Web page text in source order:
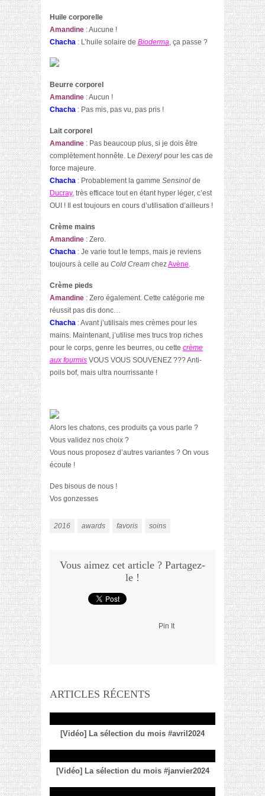
Huile corporelle
Amandine : Aucune !
Chacha : L’huile solaire de Bioderma, ça passe ?
Beurre corporel
Amandine : Aucun !
Chacha : Pas mis, pas vu, pas pris !
Lait corpore
Amandine : Pas beaucoup plus, si je dois être
complètement honnête. Le Dexeryl pour les cas de
force majeure.
Chacha : Probablement la gamme Sensinol de
Ducray, très efficace tout en étant hyper léger, c’est
OUI ! Il est toujours en cours d’utilisation d’ailleurs !
Crème mains
Amandine : Zero.
Chacha : Je varie tout le temps, mais je reviens
toujours à celle au Cold Cream chezAvène.
Crème pieds
Amandine : Zero également. Cette catégorie me
réussit pas dis donc…
Chacha : Avant j’utilisais mes crèmes pour les
mains. Maintenant, j’utilise mes trucs trop riches
pour le corps, genre les beurres, ou cette crème
aux fourmis VOUS VOUS SOUVENEZ ??? Anti-
poils bof, mais ultra nourrissante !
Alors les chatons, ces produits ça vous parle ?
Vous validez nos choix ?
Vous nous proposez d’autres variantes ? On vous
écoute !
Des bisous de nous !
Vos gonzesses
2016 awards favoris soins
Vous aimez cet article ? Partagez-
le !
Pin It
ARTICLES RÉCENTS
[Vidéo] La sélection du mois #avril2024
[Vidéo] La sélection du mois #janvier2024